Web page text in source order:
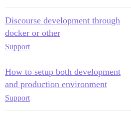
Discourse development through
docker or other
Support
How to setup both development
and production environment
Support